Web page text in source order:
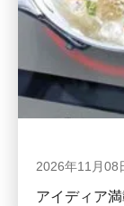
2026年11月08
アイディア